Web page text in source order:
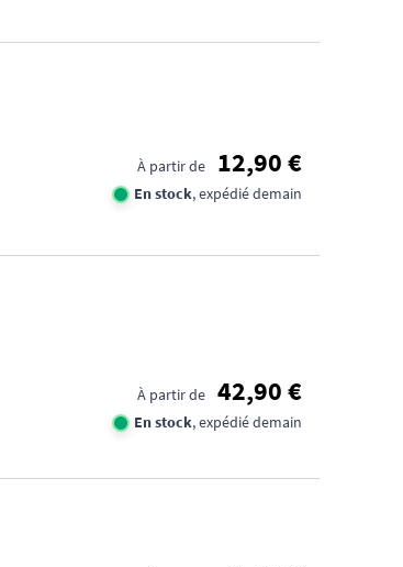
À partir de 12,90 €
En stock, expédié demain
À partir de 42,90 €
En stock, expédié demain